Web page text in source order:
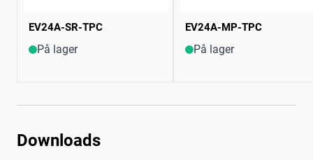
EV24A-SR-TPC
På lager
EV24A-MP-TPC
På lager
Downloads